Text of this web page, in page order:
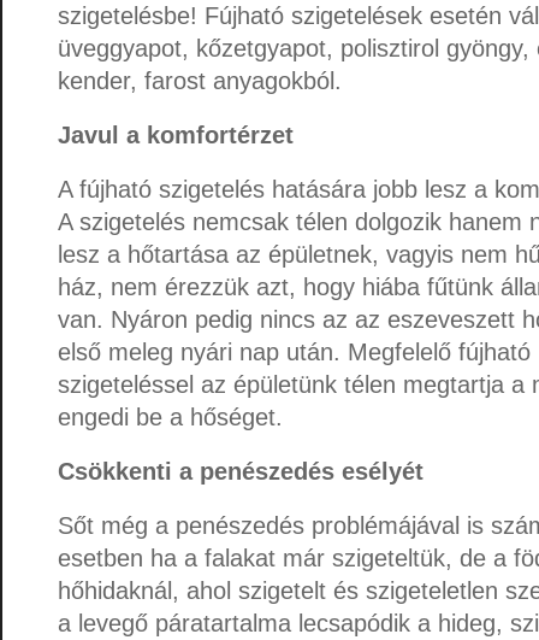
szigetelésbe! Fújható szigetelések esetén
üveggyapot, kőzetgyapot, polisztirol gyöngy,
kender, farost anyagokból.
Javul a komfortérzet
A fújható szigetelés hatására jobb lesz a
A szigetelés nemcsak télen dolgozik hanem
lesz a hőtartása az épületnek, vagyis nem
ház, nem érezzük azt, hogy hiába fűtünk
van. Nyáron pedig nincs az az eszeveszett
első meleg nyári nap után. Megfelelő
szigeteléssel az épületünk télen megtartja a
engedi be a hőséget.
Csökkenti a penészedés esélyét
Sőt még a penészedés problémájával is
esetben ha a falakat már szigeteltük, de a
hőhidaknál, ahol szigetelt és szigeteletlen
a levegő páratartalma lecsapódik a hideg,